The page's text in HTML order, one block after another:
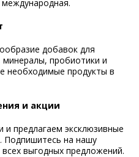
добавок для
пробиотики и
необходимые продукты в
и акции
предлагаем эксклюзивные
Подпишитесь на нашу
выгодных предложений.